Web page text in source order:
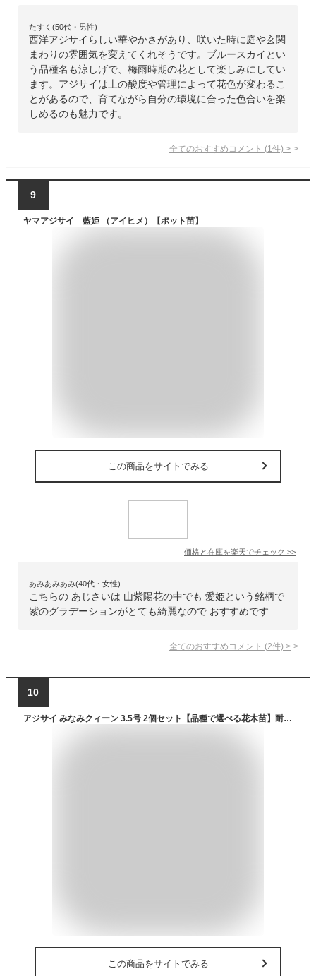
たすく(50代・男性)
西洋アジサイらしい華やかさがあり、咲いた時に庭や玄関
まわりの雰囲気を変えてくれそうです。ブルースカイとい
う品種名も涼しげで、梅雨時期の花として楽しみにしてい
ます。アジサイは土の酸度や管理によって花色が変わるこ
とがあるので、育てながら自分の環境に合った色合いを楽
しめるのも魅力です。
全てのおすすめコメント (1 件) >
9
ヤマアジサイ 藍姫 （アイヒメ）【ポット苗】
この商品をサイトでみる
価格と在庫を楽天でチェック >>
あみあみあみ(40代・女性)
こちらの あじさいは 山紫陽花の中でも 愛姫という銘柄で
紫のグラデーションがとても綺麗なので おすすめです
全てのおすすめコメント (2件) >
10
アジサイ みなみクィーン 3.5号 2個セット【品種で選べる花木苗】耐寒性落葉低木/別名：紫陽花、ハイドランジア●一般的な西洋アジサイよりもコンパクトなのが特徴。土壌のpHにより花色が変化する。酸性の土壌では青や紫色の花を、アルカリ性の土壌ではピンク色の花を咲かせる。花径が太く、樹形のバランスも良いため、鉢植え・庭植えの両方に適する。
この商品をサイトでみる